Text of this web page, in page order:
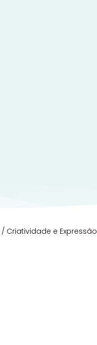
/ Criatividade e Expressão